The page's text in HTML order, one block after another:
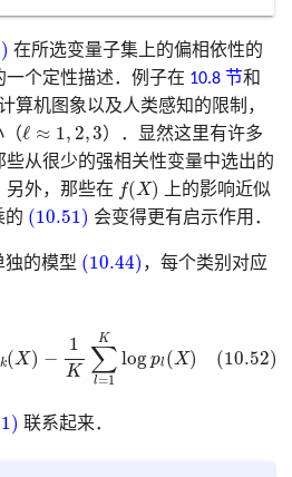
在所选变量子集上的偏相依性的
一个定性描述．例子在 10.8 节和
算机图象以及人类感知的限制，
（ℓ ≈ 1, 2,3
ℓ 2 3
）．显然这里有许多
从很少的强相关性变量中选出的
另外，那些在 f(X)
(X )
上的影响近似
的 (10.51)
(10.51)
会变得更有启示作用．
独的模型 (10.44)
(10.44)
，每个类别对应
k(X) −
1
K
K
∑
l=1
logpl (X) (10.52)
l=
联系起来．